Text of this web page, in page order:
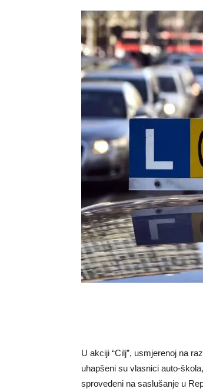
U akciji “Cilj”, usmjerenoj na
uhapšeni su vlasnici auto-
sprovedeni na saslušanje u